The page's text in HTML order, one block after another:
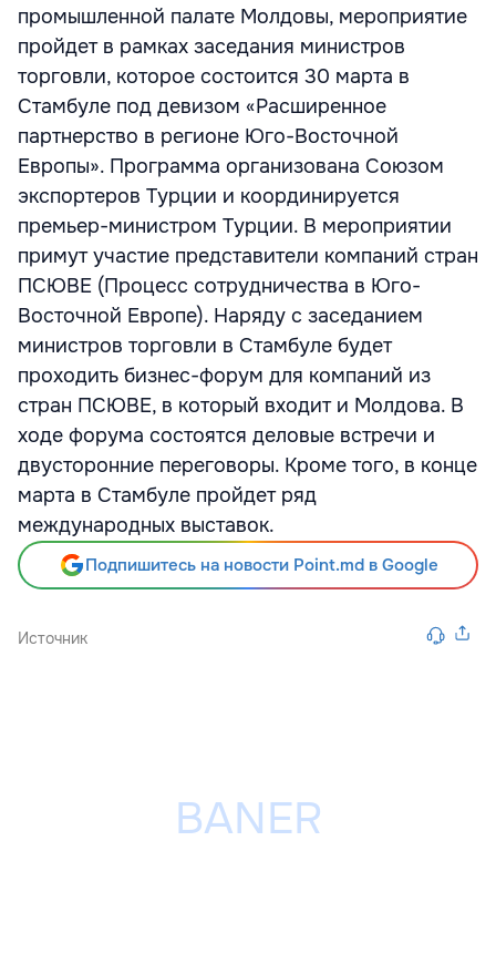
промышленной палате Молдовы, мероприятие
пройдет в рамках заседания министров
торговли, которое состоится 30 марта в
Стамбуле под девизом «Расширенное
партнерство в регионе Юго-Восточной
Европы». Программа организована Союзом
экспортеров Турции и координируется
премьер-министром Турции. В мероприятии
примут участие представители компаний стран
ПСЮВЕ (Процесс сотрудничества в Юго-
Восточной Европе). Наряду с заседанием
министров торговли в Стамбуле будет
проходить бизнес-форум для компаний из
стран ПСЮВЕ, в который входит и Молдова. В
ходе форума состоятся деловые встречи и
двусторонние переговоры. Кроме того, в конце
марта в Стамбуле пройдет ряд
международных выставок.
Подпишитесь на новости Point.md в Google
Источник